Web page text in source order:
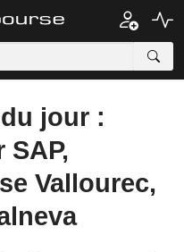
jour :
SAP,
Vallourec,